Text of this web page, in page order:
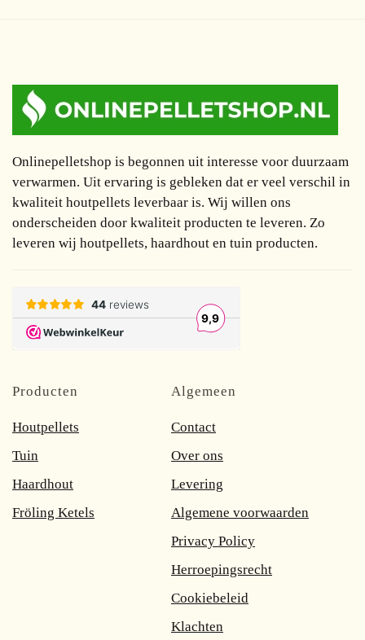
Onlinepelletshop is begonnen uit interesse voor duurzaam
verwarmen. Uit ervaring is gebleken dat er veel verschil in
kwaliteit houtpellets leverbaar is. Wij willen ons
onderscheiden door kwaliteit producten te leveren. Zo
leveren wij houtpellets, haardhout en tuin producten.
Producten
Houtpellets
Tuin
Haardhout
Fröling Ketels
Algemeen
Contact
Over ons
Levering
Algemene voorwaarden
Privacy Policy
Herroepingsrecht
Cookiebeleid
Klachten